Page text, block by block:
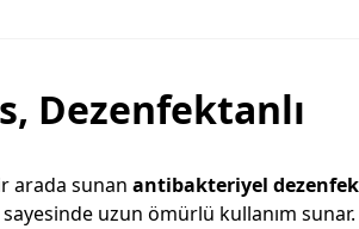
Dezenfektanlı
arada sunan antibakteriyel
sayesinde uzun ömürlü kullanım sunar.